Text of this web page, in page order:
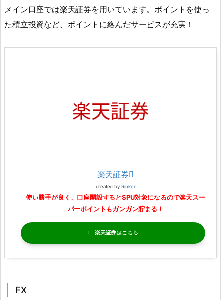
メイン口座では楽天証券を用いています。ポイントを使っ
た積立投資など、ポイントに絡んだサービスが充実！
楽天証券
created by Rinker
使い勝手が良く、口座開設するとSPU対象になるので楽天スー
パーポイントもガンガン貯まる！
楽天証券
FX